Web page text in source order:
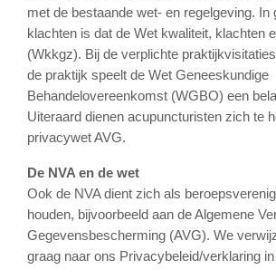
met de bestaande wet- en regelgeving. In
klachten is dat de Wet kwaliteit, klachten
(Wkkgz). Bij de verplichte
de praktijk speelt de Wet Geneeskundige
Behandelovereenkomst (WGBO) een
Uiteraard dienen acupuncturisten zich te
privacywet AVG.
De NVA en de wet
Ook de NVA dient zich als
houden, bijvoorbeeld aan de Algemene
Gegevensbescherming (AVG). We
graag naar ons Privacybeleid/verklaring in